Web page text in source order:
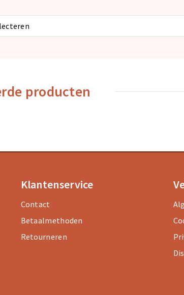
producten
Klantenservice
Contact
Betaalmethoden
Retourneren